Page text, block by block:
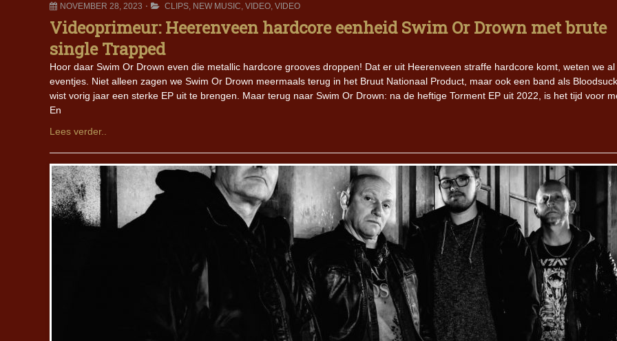
NOVEMBER 28, 2023 CLIPS, NEW MUSIC, VIDEO, VIDEO
Videoprimeur: Heerenveen hardcore eenheid Swim Or Drown met brute
single Trapped
Hoor daar Swim Or Drown even die metallic hardcore grooves droppen! Dat er uit Heerenveen straffe hardcore komt, weten we al
eventjes. Niet alleen zagen we Swim Or Drown meermaals terug in het Bruut Nationaal Product, maar ook een band als
wist vorig jaar een sterke EP uit te brengen. Maar terug naar Swim Or Drown: na de heftige Torment EP uit 2022, is het tijd voor
En
Lees verder..